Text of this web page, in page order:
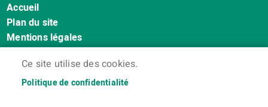
Ce site utilise des cookies.
Politique de confidentialité
Menu
Pied
de
page
Accueil
Plan du site
Mentions légales
Cookies
Contact